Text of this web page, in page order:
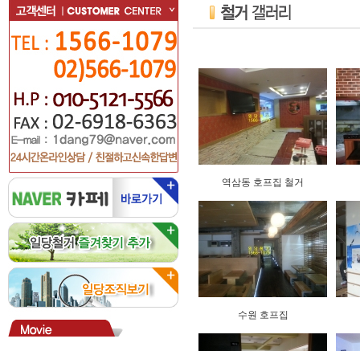
역삼동 호프집 철거
수원 호프집